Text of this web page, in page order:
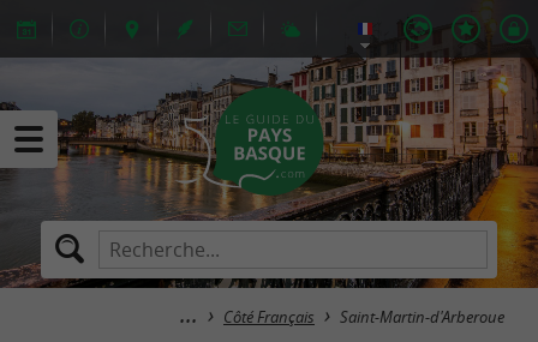
Côté Français Saint-Martin-d'Arberoue